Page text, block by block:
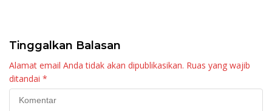
Tinggalkan Balasan
Alamat email Anda tidak akan dipublikasikan. Ruas yang wajib
ditandai *